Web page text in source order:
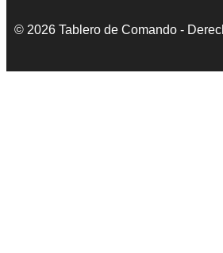
© 2026 Tablero de Comando -